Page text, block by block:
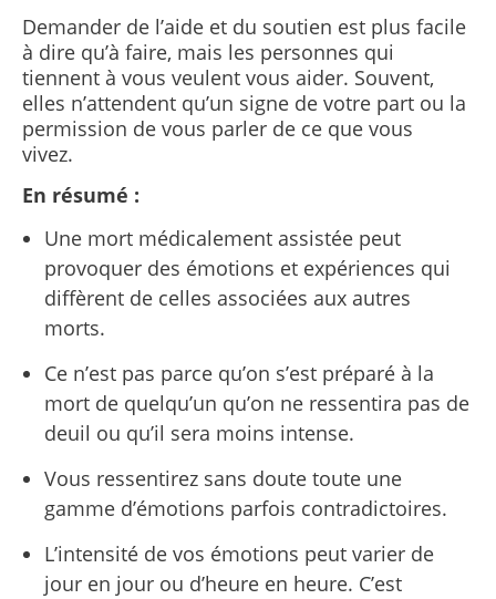
Demander de l’aide et du soutien est plus facile
à dire qu’à faire, mais les personnes qui
tiennent à vous veulent vous aider. Souvent,
elles n’attendent qu’un signe de votre part ou la
permission de vous parler de ce que vous
vivez.
En résumé :
Une mort médicalement assistée peut
provoquer des émotions et expériences qui
diffèrent de celles associées aux autres
morts.
Ce n’est pas parce qu’on s’est préparé à la
mort de quelqu’un qu’on ne ressentira pas de
deuil ou qu’il sera moins intense.
Vous ressentirez sans doute toute une
gamme d’émotions parfois contradictoires.
L’intensité de vos émotions peut varier de
jour en jour ou d’heure en heure. C’est